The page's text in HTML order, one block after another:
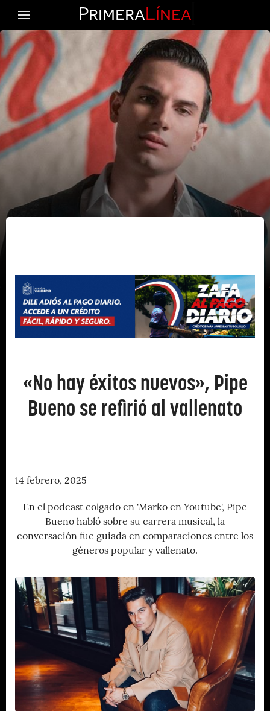
PrimeraLínea
«No hay éxitos nuevos», Pipe
Bueno se refirió al vallenato
14 febrero, 2025
En el podcast colgado en 'Marko en Youtube', Pipe
Bueno habló sobre su carrera musical, la
conversación fue guiada en comparaciones entre los
géneros popular y vallenato.